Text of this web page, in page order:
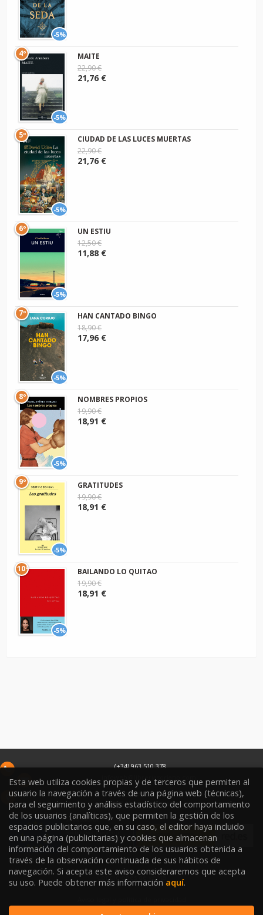
-5%
-5%
4º
MAITE
22,90 €
21,76 €
-5%
5º
CIUDAD DE LAS LUCES MUERTAS
22,90 €
21,76 €
-5%
6º
UN ESTIU
12,50 €
11,88 €
-5%
7º
HAN CANTADO BINGO
18,90 €
17,96 €
-5%
8º
NOMBRES PROPIOS
19,90 €
18,91 €
-5%
9º
GRATITUDES
19,90 €
18,91 €
-5%
10º
BAILANDO LO QUITAO
19,90 €
18,91 €
(+34) 963 510 378
infoweb@libreriasoriano.com
C/ Xàtiva 15
46002 Valencia España
Condiciones de venta
Esta web utiliza cookies propias y de terceros que permiten al
usuario la navegación a través de una página web (técnicas),
para el seguimiento y análisis estadístico del comportamiento
de los usuarios (analíticas), que permiten la gestión de los
espacios publicitarios que, en su caso, el editor haya incluido
en una página (publicitarias) y cookies que almacenan
información del comportamiento de los usuarios obtenida a
través de la observación continuada de sus hábitos de
navegación. Si acepta este aviso consideraremos que acepta
su uso. Puede obtener más información aquí.